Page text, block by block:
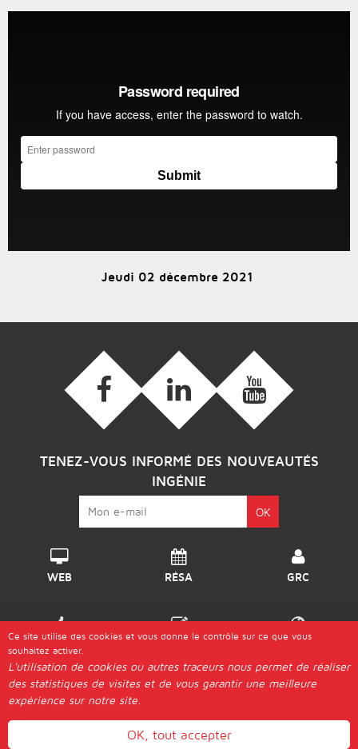
Jeudi 02 décembre 2021
TENEZ-VOUS INFORMÉ DES NOUVEAUTÉS
INGÉNIE
WEB RÉSA GRC
DISPO GÉRER DESTINATIONS
© 2026 Ingénie |
Les "Génies"
Postuler Plan d'Accès
Mentions légales
Actualités Gestion des cookies
Ce site utilise des cookies et vous donne le contrôle sur ce que vous
souhaitez activer.
L'utilisation de cookies ou autres traceurs nous permet de réaliser
des statistiques de visites et de vous garantir une meilleure
expérience sur notre site.
OK, tout accepter